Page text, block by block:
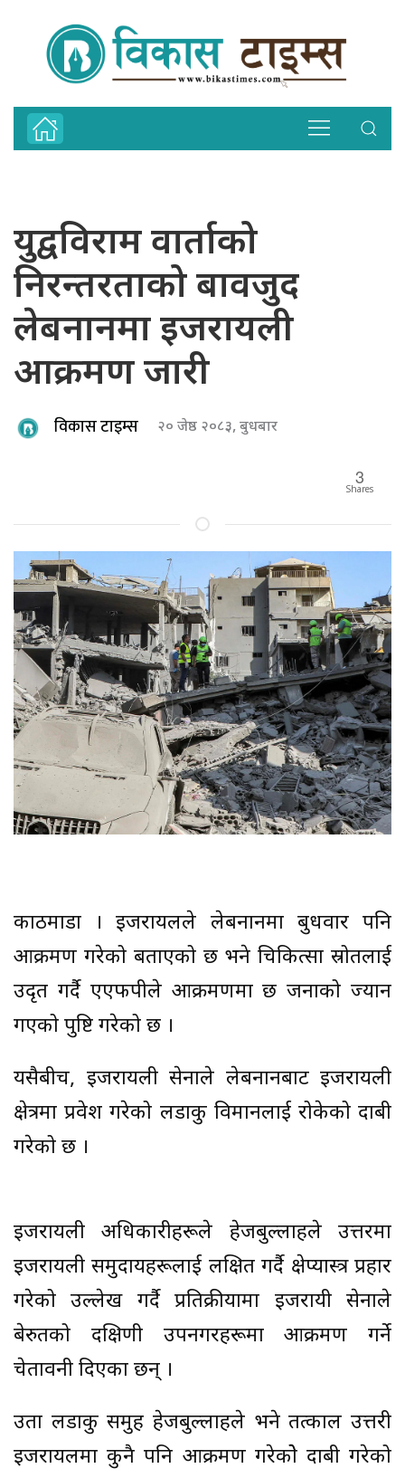
युद्वविराम वार्ताको
निरन्तरताको बावजुद
लेबनानमा इजरायली
आक्रमण जारी
विकास टाइम्स २० जेष्ठ २०८३, बुधबार
3
Shares
काठमाडौं । इजरायलले लेबनानमा बुधवार पनि
आक्रमण गरेको बताएको छ भने चिकित्सा स्रोतलाई
उदृत गर्दै एएफपीले आक्रमणमा छ जनाको ज्यान
गएको पुष्टि गरेको छ ।
यसैबीच, इजरायली सेनाले लेबनानबाट इजरायली
क्षेत्रमा प्रवेश गरेको लडाकु विमानलाई रोकेको दाबी
गरेको छ ।
इजरायली अधिकारीहरूले हेजबुल्लाहले उत्तरमा
इजरायली समुदायहरूलाई लक्षित गर्दै क्षेप्यास्त्र प्रहार
गरेको उल्लेख गर्दै प्रतिक्रीयामा इजरायी सेनाले
बेरुतको दक्षिणी उपनगरहरूमा आक्रमण गर्ने
चेतावनी दिएका छन् ।
उता लडाकु समुह हेजबुल्लाहले भने तत्काल उत्तरी
इजरायलमा कुनै पनि आक्रमण गरेकोे दाबी गरेको